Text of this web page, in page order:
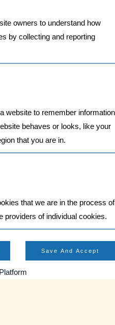
owners to understand how
by collecting and reporting
website to remember information
behaves or looks, like your
that you are in.
that we are in the process of
providers of individual cookies.
Save And Accept